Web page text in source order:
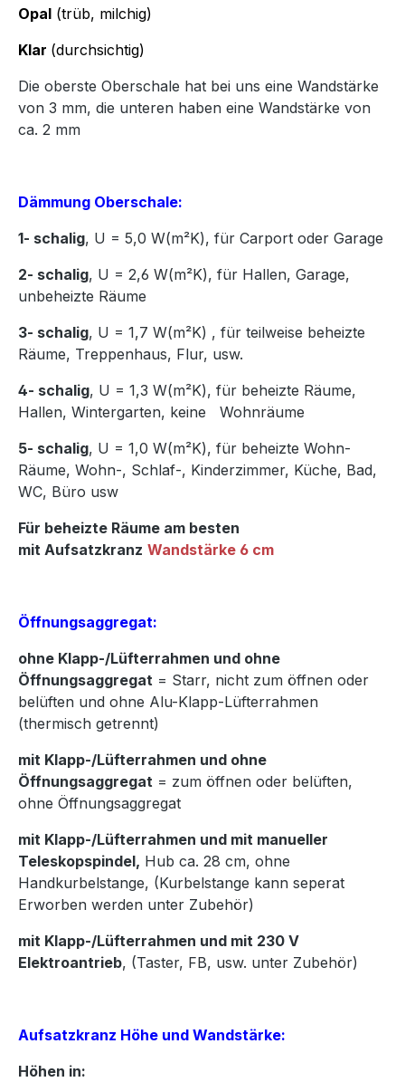
Opal (trüb, milchig)
Klar (durchsichtig)
Die oberste Oberschale hat bei uns eine Wandstärke
von 3 mm, die unteren haben eine Wandstärke von
ca. 2 mm
Dämmung Oberschale:
1- schalig, U = 5,0 W(m²K), für Carport oder Garage
2- schalig, U = 2,6 W(m²K), für Hallen, Garage,
unbeheizte Räume
3- schalig, U = 1,7 W(m²K) , für teilweise beheizte
Räume, Treppenhaus, Flur, usw.
4- schalig, U = 1,3 W(m²K), für beheizte Räume,
Hallen, Wintergarten, keine Wohnräume
5- schalig, U = 1,0 W(m²K), für beheizte Wohn-
Räume, Wohn-, Schlaf-, Kinderzimmer, Küche, Bad,
WC, Büro usw
Für beheizte Räume am besten
mit Aufsatzkranz Wandstärke 6 cm
Öffnungsaggregat:
ohne Klapp-/Lüfterrahmen und ohne
Öffnungsaggregat = Starr, nicht zum öffnen oder
belüften und ohne Alu-Klapp-Lüfterrahmen
(thermisch getrennt)
mit Klapp-/Lüfterrahmen und ohne
Öffnungsaggregat = zum öffnen oder belüften,
ohne Öffnungsaggregat
mit Klapp-/Lüfterrahmen und mit manueller
Teleskopspindel, Hub ca. 28 cm, ohne
Handkurbelstange, (Kurbelstange kann seperat
Erworben werden unter Zubehör)
mit Klapp-/Lüfterrahmen und mit 230 V
Elektroantrieb, (Taster, FB, usw. unter Zubehör)
Aufsatzkranz Höhe und Wandstärke:
Höhen in: